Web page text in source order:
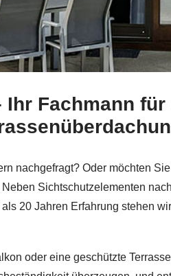
Jakobs oder ✓Aluminium
Fachmann
nachgefragt? Oder möchten
Sichtschutzelementen
20 Jahren Erfahrung stehen
oder eine geschützte